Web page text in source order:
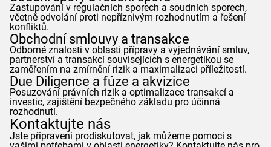
Zastupování v regulačních sporech a soudních sporech,
včetně odvolání proti nepříznivým rozhodnutím a řešení
konfliktů.
Obchodní smlouvy a transakce
Odborné znalosti v oblasti přípravy a vyjednávání smluv,
partnerství a transakcí souvisejících s energetikou se
zaměřením na zmírnění rizik a maximalizaci příležitostí.
Due Diligence a fúze a akvizice
Posuzování právních rizik a optimalizace transakcí a
investic, zajištění bezpečného základu pro účinná
rozhodnutí.
Kontaktujte nás
Jste připraveni prodiskutovat, jak můžeme pomoci s